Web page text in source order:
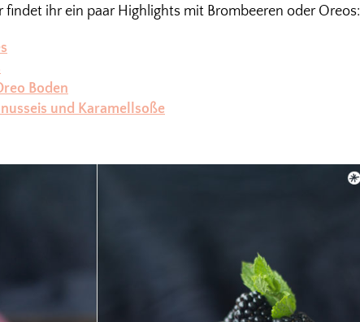
findet ihr ein paar Highlights mit Brombeeren oder Oreos:
Boden
und Karamellsoße